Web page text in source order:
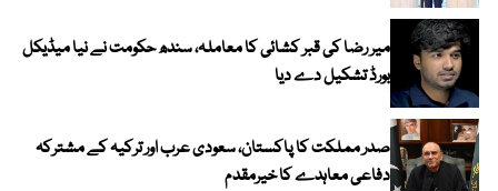
میر رضا کی قبر کشائی کا معاملہ، سندھ حکومت نے نیا میڈیکل
بورڈ تشکیل دے دیا
صدر مملکت کا پاکستان، سعودی عرب اور ترکیہ کے مشترکہ
دفاعی معاہدے کا خیرمقدم